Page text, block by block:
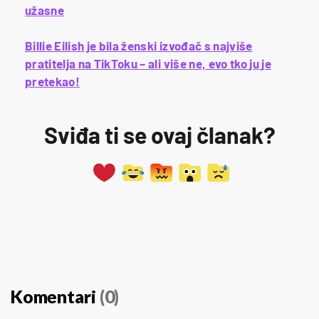
užasne
Billie Eilish je bila ženski izvođač s najviše
pratitelja na TikToku – ali više ne, evo tko ju je
pretekao!
Sviđa ti se ovaj članak?
Komentari (0)